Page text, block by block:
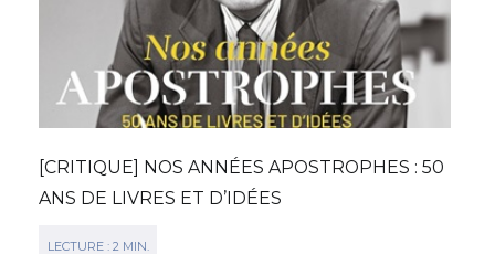
[CRITIQUE] NOS ANNÉES APOSTROPHES : 50
ANS DE LIVRES ET D’IDÉES